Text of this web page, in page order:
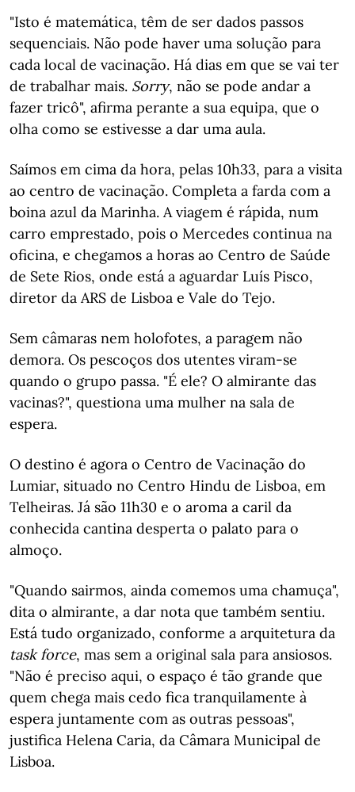
"Isto é matemática, têm de ser dados passos
sequenciais. Não pode haver uma solução para
cada local de vacinação. Há dias em que se vai ter
de trabalhar mais. Sorry, não se pode andar a
fazer tricô", afirma perante a sua equipa, que o
olha como se estivesse a dar uma aula.
Saímos em cima da hora, pelas 10h33, para a visita
ao centro de vacinação. Completa a farda com a
boina azul da Marinha. A viagem é rápida, num
carro emprestado, pois o Mercedes continua na
oficina, e chegamos a horas ao Centro de Saúde
de Sete Rios, onde está a aguardar Luís Pisco,
diretor da ARS de Lisboa e Vale do Tejo.
Sem câmaras nem holofotes, a paragem não
demora. Os pescoços dos utentes viram-se
quando o grupo passa. "É ele? O almirante das
vacinas?", questiona uma mulher na sala de
espera.
O destino é agora o Centro de Vacinação do
Lumiar, situado no Centro Hindu de Lisboa, em
Telheiras. Já são 11h30 e o aroma a caril da
conhecida cantina desperta o palato para o
almoço.
"Quando sairmos, ainda comemos uma chamuça",
dita o almirante, a dar nota que também sentiu.
Está tudo organizado, conforme a arquitetura da
task force, mas sem a original sala para ansiosos.
"Não é preciso aqui, o espaço é tão grande que
quem chega mais cedo fica tranquilamente à
espera juntamente com as outras pessoas",
justifica Helena Caria, da Câmara Municipal de
Lisboa.